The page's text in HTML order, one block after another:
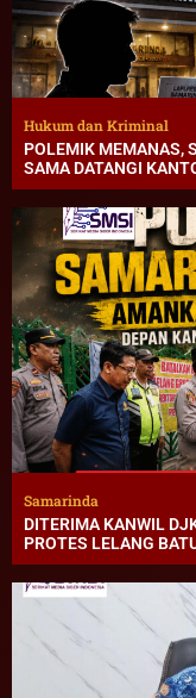
Hukum dan Kriminal
POLEMIK MEMANAS,
SAMA DATANGI
Samarinda
DITERIMA KANWIL
PROTES LELANG